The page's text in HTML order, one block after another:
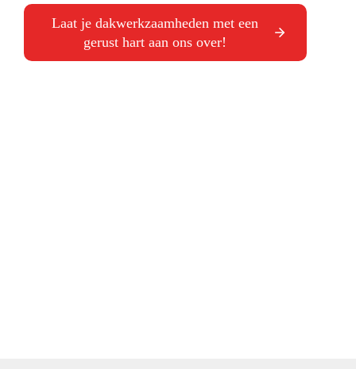
Laat je dakwerkzaamheden met een
gerust hart aan ons over!